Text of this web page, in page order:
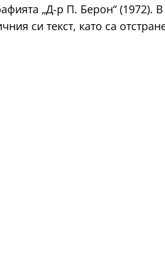
„Д-р П. Берон“ (1972).
си текст, като са